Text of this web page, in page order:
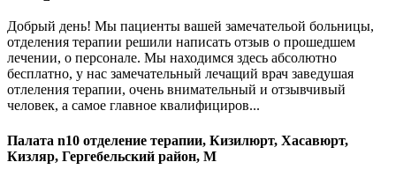
Добрый день! Мы пациенты вашей замечательой больницы,
отделения терапии решили написать отзыв о прошедшем
лечении, о персонале. Мы находимся здесь абсолютно
бесплатно, у нас замечательный лечащий врач заведушая
отлеления терапии, очень внимательный и отзывчивый
человек, а самое главное квалифициров...
Палата n10 отделение терапии, Кизилюрт, Хасавюрт,
Кизляр, Гергебельский район, М